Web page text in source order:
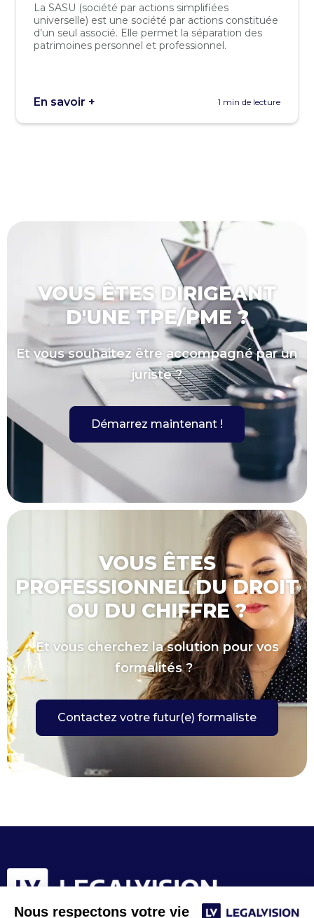
Nous respectons votre vie
La SASU (société par actions simplifiées
universelle) est une société par actions constituée
d’un seul associé. Elle permet la séparation des
patrimoines personnel et professionnel.
En savoir + 1 min de lecture
VOUS ÊTES DIRIGEANT
D'UNE TPE/PME ?
Et vous souhaitez être accompagné par un
juriste ?
Démarrez maintenant !
VOUS ÊTES
PROFESSIONNEL DU DROIT
OU DU CHIFFRE ?
Et vous cherchez la solution pour vos
formalités ?
Contactez votre futur(e) formaliste